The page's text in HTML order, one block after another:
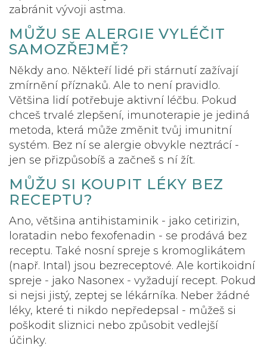
zabránit vývoji astma.
MŮŽU SE ALERGIE VYLÉČIT
SAMOZŘEJMĚ?
Někdy ano. Někteří lidé při stárnutí zažívají
zmírnění příznaků. Ale to není pravidlo.
Většina lidí potřebuje aktivní léčbu. Pokud
chceš trvalé zlepšení, imunoterapie je jediná
metoda, která může změnit tvůj imunitní
systém. Bez ní se alergie obvykle neztrácí -
jen se přizpůsobíš a začneš s ní žít.
MŮŽU SI KOUPIT LÉKY BEZ
RECEPTU?
Ano, většina antihistaminik - jako cetirizin,
loratadin nebo fexofenadin - se prodává bez
receptu. Také nosní spreje s kromoglikátem
(např. Intal) jsou bezreceptové. Ale kortikoidní
spreje - jako Nasonex - vyžadují recept. Pokud
si nejsi jistý, zeptej se lékárníka. Neber žádné
léky, které ti nikdo nepředepsal - můžeš si
poškodit sliznici nebo způsobit vedlejší
účinky.